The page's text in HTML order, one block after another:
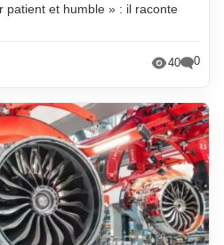
patient et humble » : il raconte
40 0